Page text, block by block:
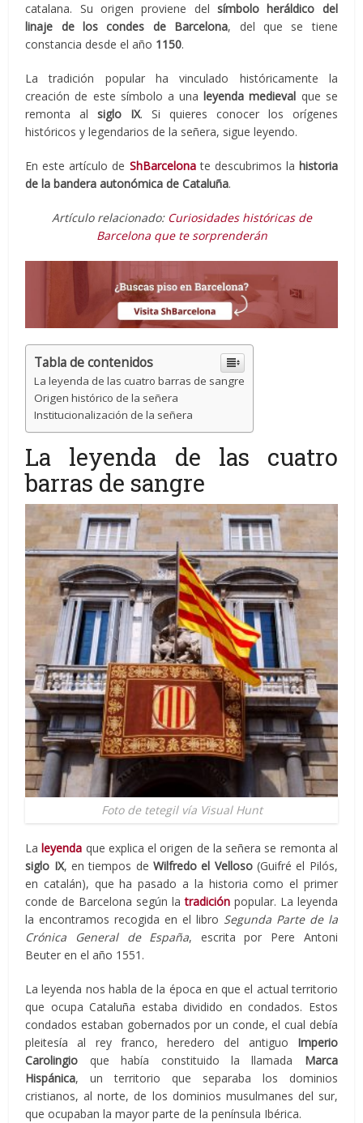
catalana. Su origen proviene delsímbolo heráldico del
linaje de los condes de Barcelona, del que se tiene
constancia desde el año 1150.
La tradición popular ha vinculado históricamente la
creación de este símbolo a unaleyendamedieval que se
remonta alsiglo IX. Si quieres conocer los orígenes
históricos y legendarios de la señera, sigue leyendo.
En este artículo de ShBarcelonate descubrimos la historia
de la bandera autonómica de Cataluña.
Artículo relacionado: Curiosidades históricas de
Barcelona que te sorprenderán
Tabla de contenidos
La leyenda de las cuatro barras de sangre
Origen histórico de la señera
Institucionalización de la señera
La leyenda de las cuatro
barras de sangre
Foto de tetegil vía Visual Hunt
Laleyenda que explica el origen de la señera se remonta al
siglo IX, en tiempos de Wilfredo el Velloso(Guifré el Pilós,
en catalán), que ha pasado a la historia como el primer
conde de Barcelona según latradiciónpopular. La leyenda
la encontramos recogida en el libro Segunda Parte de la
Crónica General de España, escrita por Pere Antoni
Beuter en el año 1551.
La leyenda nos habla de la época en que el actual territorio
que ocupa Cataluña estaba dividido en condados. Estos
condados estaban gobernados por un conde, el cual debía
pleitesía al rey franco, heredero del antiguo Imperio
Carolingio que había constituido la llamada Marca
Hispánica, un territorio que separaba los dominios
cristianos, al norte, de los dominios musulmanes del sur,
que ocupaban la mayor parte de la península Ibérica.